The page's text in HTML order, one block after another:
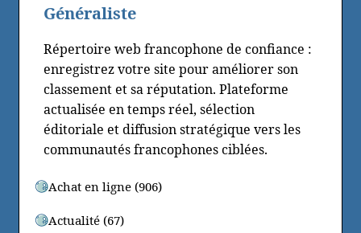
Généraliste
Répertoire web francophone de confiance :
enregistrez votre site pour améliorer son
classement et sa réputation. Plateforme
actualisée en temps réel, sélection
éditoriale et diffusion stratégique vers les
communautés francophones ciblées.
Achat en ligne (906)
Actualité (67)